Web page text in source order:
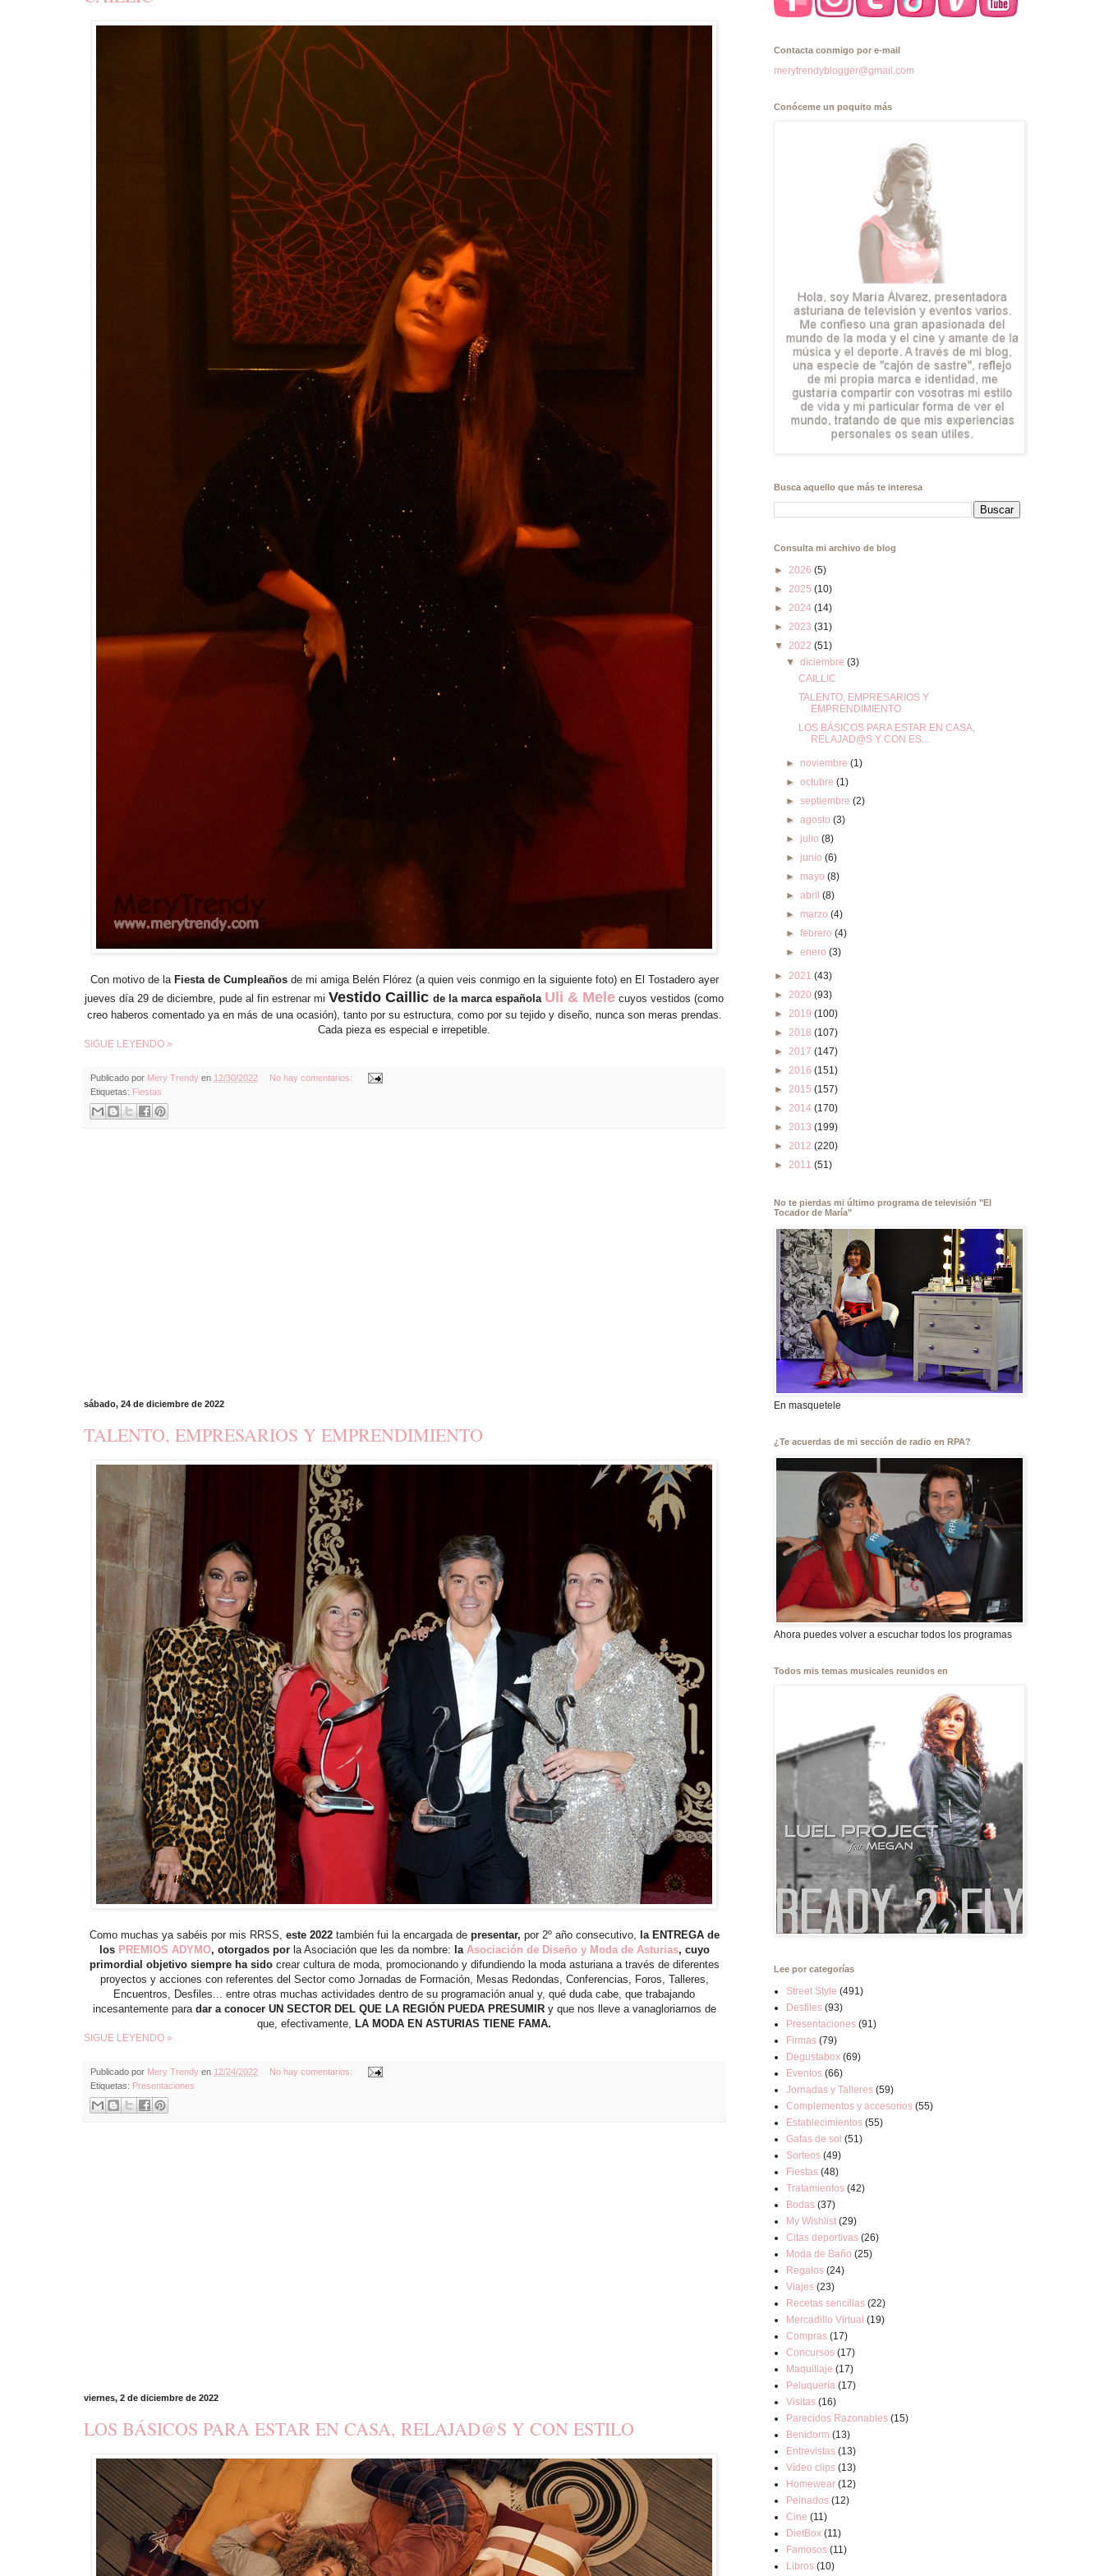
Con motivo de la Fiesta de Cumpleañosde mi amiga Belén Flórez (a quien veis conmigo en la siguiente foto) en El Tostadero ayer
jueves día 29 de diciembre, pude al fin estrenar mi Vestido Caillic de la marca española Uli & Mele cuyos vestidos (como
creo haberos comentado ya en más de una ocasión), tanto por su estructura, como por su tejido y diseño, nunca son meras prendas.
Cada pieza es especial e irrepetible.
SIGUE LEYENDO »
Publicado por Mery Trendy en 12/30/2022
No hay comentarios:
Etiquetas: Fiestas
sábado, 24 de diciembre de 2022
TALENTO, EMPRESARIOS Y EMPRENDIMIENTO
Como muchas ya sabéis por mis RRSS, este 2022 también fui la encargada depresentar, por 2º año consecutivo,
la ENTREGA de
los PREMIOS ADYMO, otorgados porla Asociación que les da nombre: la Asociación de Diseño y Moda de Asturias, cuyo
primordial objetivo siempre ha sidocrear cultura de moda, promocionando y difundiendo la moda asturiana a través de diferentes
proyectos y acciones con referentes del Sector como Jornadas de Formación, Mesas Redondas, Conferencias, Foros, Talleres,
Encuentros, Desfiles... entre otras muchas actividades dentro de su programación anual y, qué duda cabe, que trabajando
incesantemente para dar a conocer UN SECTOR DEL QUE LA REGIÓN PUEDA PRESUMIR y que nos lleve a vanagloriarnos de
que, efectivamente,
LA MODA EN ASTURIAS TIENE FAMA.
SIGUE LEYENDO »
Publicado por Mery Trendy en 12/24/2022
No hay comentarios:
Etiquetas: Presentaciones
viernes, 2 de diciembre de 2022
LOS BÁSICOS PARA ESTAR EN CASA, RELAJAD@S Y CON ESTILO
Contacta conmigo por e-mail
merytrendyblogger@gmail.com
Conóceme un poquito más
Busca aquello que más te interesa
Consulta mi archivo de blog
► 2026 (5)
► 2025 (10)
► 2024 (14)
► 2023 (31)
▼ 2022 (51)
▼diciembre(3)
CAILLIC
TALENTO, EMPRESARIOS Y
EMPRENDIMIENTO
LOS BÁSICOS PARA ESTAR EN CASA,
RELAJAD@S Y CON ES...
► noviembre(1)
►octubre(1)
►septiembre(2)
►agosto(3)
► julio(8)
► junio(6)
► mayo(8)
►abril(8)
► marzo(4)
►febrero(4)
►enero(3)
► 2021 (43)
► 2020 (93)
► 2019 (100)
► 2018 (107)
► 2017 (147)
► 2016 (151)
► 2015 (157)
► 2014 (170)
► 2013 (199)
► 2012 (220)
► 2011 (51)
No te pierdas mi último programa de televisión "El
Tocador de María"
En masquetele
¿Te acuerdas de mi sección de radio en RPA?
Ahora puedes volver a escuchar todos los programas
Todos mis temas musicales reunidos en
Lee por categorías
Street Style (491)
Desfiles (93)
Presentaciones (91)
Firmas (79)
Degustabox (69)
Eventos (66)
Jornadas y Talleres (59)
Complementos y accesorios (55)
Establecimientos (55)
Gafas de sol (51)
Sorteos (49)
Fiestas (48)
Tratamientos (42)
Bodas (37)
My Wishlist (29)
Citas deportivas (26)
Moda de Baño (25)
Regalos (24)
Viajes (23)
Recetas sencillas (22)
Mercadillo Virtual (19)
Compras (17)
Concursos (17)
Maquillaje (17)
Peluquería (17)
Visitas (16)
Parecidos Razonables (15)
Benidorm (13)
Entrevistas (13)
Vídeo clips (13)
Homewear (12)
Peinados (12)
Cine (11)
DietBox (11)
Famosos (11)
Libros (10)